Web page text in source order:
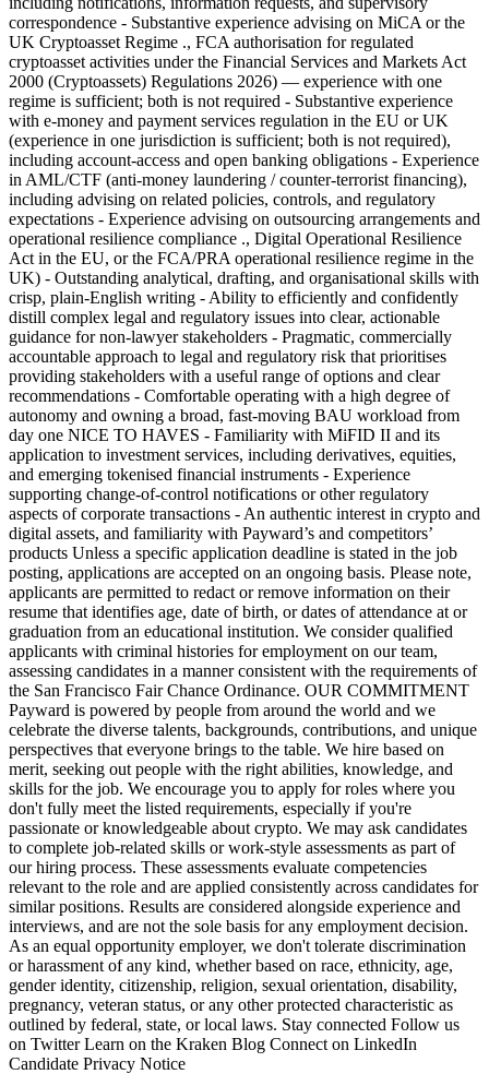
correspondence - Substantive experience advising on MiCA or the
UK Cryptoasset Regime ., FCA authorisation for regulated
cryptoasset activities under the Financial Services and Markets Act
2000 (Cryptoassets) Regulations 2026) — experience with one
regime is sufficient; both is not required - Substantive experience
with e-money and payment services regulation in the EU or UK
(experience in one jurisdiction is sufficient; both is not required),
including account-access and open banking obligations - Experience
in AML/CTF (anti-money laundering / counter-terrorist financing),
including advising on related policies, controls, and regulatory
expectations - Experience advising on outsourcing arrangements and
operational resilience compliance ., Digital Operational Resilience
Act in the EU, or the FCA/PRA operational resilience regime in the
UK) - Outstanding analytical, drafting, and organisational skills with
crisp, plain-English writing - Ability to efficiently and confidently
distill complex legal and regulatory issues into clear, actionable
guidance for non-lawyer stakeholders - Pragmatic, commercially
accountable approach to legal and regulatory risk that prioritises
providing stakeholders with a useful range of options and clear
recommendations - Comfortable operating with a high degree of
autonomy and owning a broad, fast-moving BAU workload from
day one NICE TO HAVES - Familiarity with MiFID II and its
application to investment services, including derivatives, equities,
and emerging tokenised financial instruments - Experience
supporting change-of-control notifications or other regulatory
aspects of corporate transactions - An authentic interest in crypto and
digital assets, and familiarity with Payward’s and competitors’
products Unless a specific application deadline is stated in the job
posting, applications are accepted on an ongoing basis. Please note,
applicants are permitted to redact or remove information on their
resume that identifies age, date of birth, or dates of attendance at or
graduation from an educational institution. We consider qualified
applicants with criminal histories for employment on our team,
assessing candidates in a manner consistent with the requirements of
the San Francisco Fair Chance Ordinance. OUR COMMITMENT
Payward is powered by people from around the world and we
celebrate the diverse talents, backgrounds, contributions, and unique
perspectives that everyone brings to the table. We hire based on
merit, seeking out people with the right abilities, knowledge, and
skills for the job. We encourage you to apply for roles where you
don't fully meet the listed requirements, especially if you're
passionate or knowledgeable about crypto. We may ask candidates
to complete job-related skills or work-style assessments as part of
our hiring process. These assessments evaluate competencies
relevant to the role and are applied consistently across candidates for
similar positions. Results are considered alongside experience and
interviews, and are not the sole basis for any employment decision.
As an equal opportunity employer, we don't tolerate discrimination
or harassment of any kind, whether based on race, ethnicity, age,
gender identity, citizenship, religion, sexual orientation, disability,
pregnancy, veteran status, or any other protected characteristic as
outlined by federal, state, or local laws. Stay connected Follow us
on Twitter Learn on the Kraken Blog Connect on LinkedIn
Candidate Privacy Notice